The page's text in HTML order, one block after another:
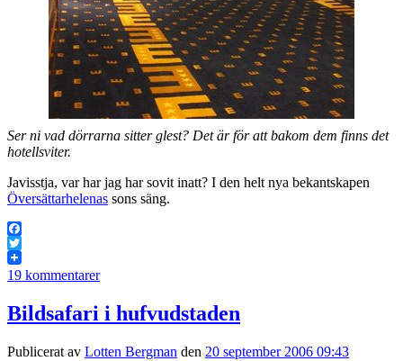
Ser ni vad dörrarna sitter glest? Det är för att bakom dem finns det
hotellsviter.
Javisstja, var har jag har sovit inatt? I den helt nya bekantskapen
Översättarhelenas sons säng.
Facebook
Twitter
19 kommentarer
Bildsafari i hufvudstaden
Publicerat av Lotten Bergman den 20 september 2006 09:43